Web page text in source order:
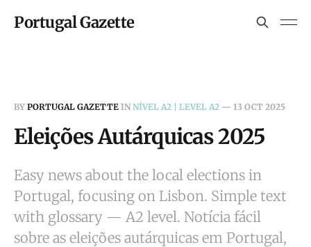
Portugal Gazette
BY PORTUGAL GAZETTE IN NÍVEL A2 | LEVEL A2 — 13 OCT 2025
Eleições Autárquicas 2025
Easy news about the local elections in
Portugal, focusing on Lisbon. Simple text
with glossary — A2 level. Notícia fácil
sobre as eleições autárquicas em Portugal,